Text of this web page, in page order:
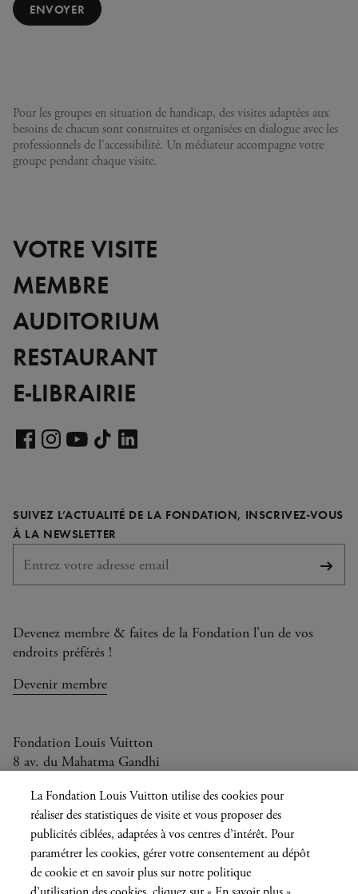
ENVOYER
Pour les groupes en situation de handicap, des visites adaptées aux
besoins de chacun sont construites et organisées en dialogue avec les
professionnels de l'accessibilité. Un médiateur accompagne votre
groupe pendant chaque visite.
VOTRE VISITE
MEMBRE
AUDITORIUM
RESTAURANT
E-LIBRAIRIE
FacebookInstagram
YouTube
TikTok
SUIVEZ L’ACTUALITÉ DE LA FONDATION, INSCRIVEZ-VOUS
À LA NEWSLETTER
Devenez membre & faites de la Fondation l'un de vos
endroits préférés !
Devenir membre
Fondation Louis Vuitton
8 av. du Mahatma Gandhi
Ouvert aujourd'hui de 11h à 21h
Langue
actuelle
| EN
La Fondation Louis Vuitton utilise des cookies pour
réaliser des statistiques de visite et vous proposer des
publicités ciblées, adaptées à vos centres d’intérêt. Pour
paramétrer les cookies, gérer votre consentement au dépôt
de cookie et en savoir plus sur notre politique